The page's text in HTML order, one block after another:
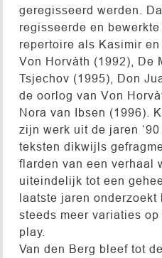
geregisseerd werden.
regisseerde en
repertoire als Kasimir
Von Horvàth (1992), De
Tsjechov (1995), Don
de oorlog van Von
Nora van Ibsen (1996).
zijn werk uit de jaren
teksten dikwijls
flarden van een verhaal
uiteindelijk tot een
laatste jaren onderzoekt
steeds meer variaties
play.
Van den Berg bleef tot